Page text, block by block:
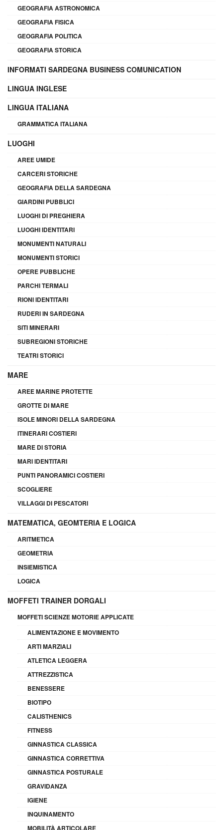
GEOGRAFIA ASTRONOMICA
GEOGRAFIA FISICA
GEOGRAFIA POLITICA
GEOGRAFIA STORICA
INFORMATI SARDEGNA BUSINESS COMUNICATION
LINGUA INGLESE
LINGUA ITALIANA
GRAMMATICA ITALIANA
LUOGHI
AREE UMIDE
CARCERI STORICHE
GEOGRAFIA DELLA SARDEGNA
GIARDINI PUBBLICI
LUOGHI DI PREGHIERA
LUOGHI IDENTITARI
MONUMENTI NATURALI
MONUMENTI STORICI
OPERE PUBBLICHE
PARCHI TERMALI
RIONI IDENTITARI
RUDERI IN SARDEGNA
SITI MINERARI
SUBREGIONI STORICHE
TEATRI STORICI
MARE
AREE MARINE PROTETTE
GROTTE DI MARE
ISOLE MINORI DELLA SARDEGNA
ITINERARI COSTIERI
MARE DI STORIA
MARI IDENTITARI
PUNTI PANORAMICI COSTIERI
SCOGLIERE
VILLAGGI DI PESCATORI
MATEMATICA, GEOMTERIA E LOGICA
ARITMETICA
GEOMETRIA
INSIEMISTICA
LOGICA
MOFFETI TRAINER DORGALI
MOFFETI SCIENZE MOTORIE APPLICATE
ALIMENTAZIONE E MOVIMENTO
ARTI MARZIALI
ATLETICA LEGGERA
ATTREZZISTICA
BENESSERE
BIOTIPO
CALISTHENICS
FITNESS
GINNASTICA CLASSICA
GINNASTICA CORRETTIVA
GINNASTICA POSTURALE
GRAVIDANZA
IGIENE
INQUINAMENTO
MOBILITÀ ARTICOLARE